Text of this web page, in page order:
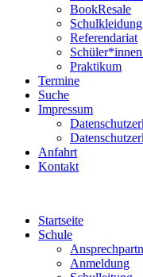
BookResale
Schulkleidung
Referendariat
Praktikum
Termine
Suche
Impressum
Anfahrt
Kontakt
Startseite
Schule
Anmeldung